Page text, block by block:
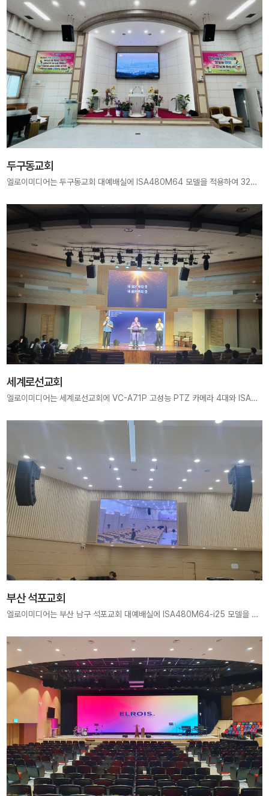
두구동교회
엘로이미디어는 두구동교회 대예배실에 ISA480M64 모델을 적용하여 3200mm × 1920mm 크기, 1280 × 768 pixels 해상도의 고해상도 LED 전광판을 구축하였습니다. 약 2.5mm 픽셀 피치의 정밀한 화질로 예배 중 말씀과 찬양이 더욱 선명하게 전달될 수 있도록 설계되었으며, 대형 화면 설치 표준을 기반으로 현장 특성에 최적화된 맞춤 시공을 진행하였습니다. 엘로이미디어는 다양한 현장 경험을 바탕으로, 표준화된 구축 외
세계로선교회
엘로이미디어는 세계로선교회에 VC-A71P 고성능 PTZ 카메라 4대와 ISA480M64-i25 고해상도 LED 전광판(3840mm × 2400mm, 1536 × 960 pixels)을 통합 구축하였습니다. VC-A71P 4대 설치를 통한 다각도 영상 촬영 및 중계 시스템 완비 약 2.5mm 픽셀 피치의 대형 고해상도 LED Wall 구축 생동감 있는 영상과 선명한 화면으로 예배 및 다양한 행사를 지원 세계로선교회는 본 시스템을
부산 석포교회
엘로이미디어는 부산 남구 석포교회 대예배실에 ISA480M64-i25 모델을 적용하여 4480mm × 2560mm 크기, 1792 × 1024 pixels 해상도의 고해상도 LED 전광판을 구축하였습니다. 2.5mm 픽셀 피치의 섬세한 화질로, 예배 중 말씀과 찬양이 더욱 선명하고 깊이 있게 전달될 수 있도록 최적화된 시공을 진행하였습니다. 넓은 화면과 고해상도의 조화를 통해 현장 몰입도를 극대화하는 안정적 예배 환경을 제공하고 있습니다